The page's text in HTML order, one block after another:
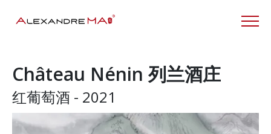
Château Nénin 列兰酒庄
红葡萄酒 - 2021